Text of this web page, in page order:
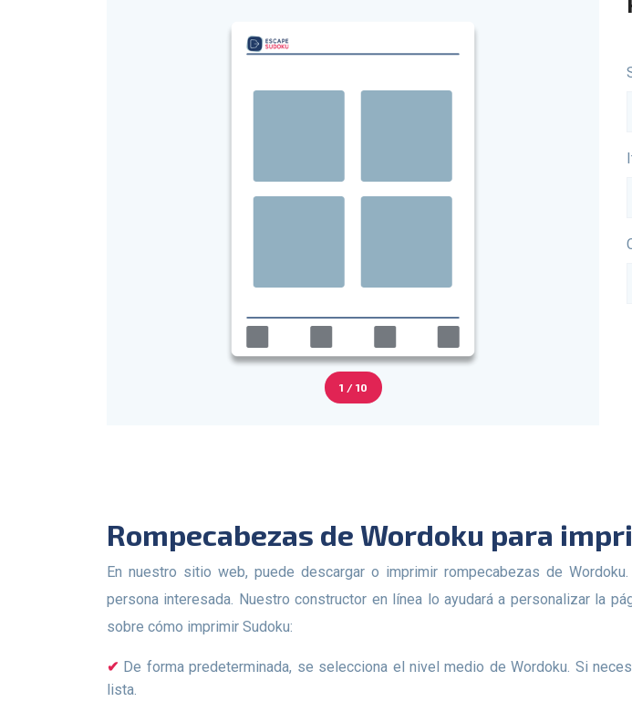
1 / 10
Rompecabezas de Wordoku para
En nuestro sitio web, puede descargar o imprimir rompecabezas de Wordoku. Este servicio es absolutamente gratuito y está disponible para cualquier
persona interesada. Nuestro constructor en línea lo ayudará a personalizar la
sobre cómo imprimir Sudoku:
De forma predeterminada, se selecciona el nivel medio de Wordoku. Si
lista.